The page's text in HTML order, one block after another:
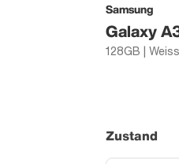
Samsung
Galaxy
Zustand